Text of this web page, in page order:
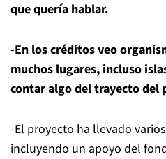
que quería hablar.
-En los créditos veo
muchos lugares, incluso
contar algo del trayecto del
-El proyecto ha llevado
incluyendo un apoyo del